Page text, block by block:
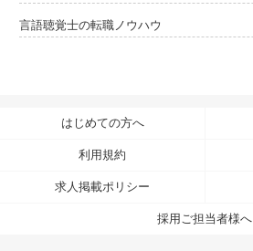
言語聴覚士の転職ノウハウ
はじめての方へ
利用規約
求人掲載ポリシー
採用ご担当者様へ